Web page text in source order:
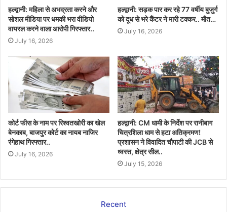
हल्द्वानी: महिला से अभद्रता करने और
सोशल मीडिया पर धमकी भरा वीडियो
वायरल करने वाला आरोपी गिरफ्तार..
July 16, 2026
हल्द्वानी: सड़क पार कर रहे 77 वर्षीय बुजुर्ग
को दूध से भरे कैंटर ने मारी टक्कर.. मौत…
July 16, 2026
कोर्ट फीस के नाम पर रिश्वतखोरी का खेल
बेनकाब, बाजपुर कोर्ट का नायब नाजिर
रंगेहाथ गिरफ्तार..
July 16, 2026
हल्द्वानी: CM धामी के निर्देश पर रानीबाग
चित्रशिला धाम से हटा अतिक्रमण!
प्रशासन ने विवादित चौपाटी की JCB से
ध्वस्त, क्षेत्र सील..
July 15, 2026
Recent